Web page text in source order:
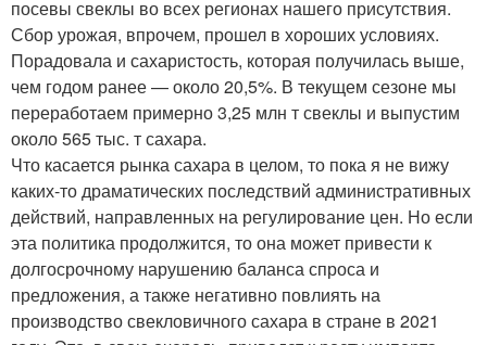
посевы свеклы во всех регионах нашего присутствия.
Сбор урожая, впрочем, прошел в хороших условиях.
Порадовала и сахаристость, которая получилась выше,
чем годом ранее — около 20,5%. В текущем сезоне мы
переработаем примерно 3,25 млн т свеклы и выпустим
около 565 тыс. т сахара.
Что касается рынка сахара в целом, то пока я не вижу
каких-то драматических последствий административных
действий, направленных на регулирование цен. Но если
эта политика продолжится, то она может привести к
долгосрочному нарушению баланса спроса и
предложения, а также негативно повлиять на
производство свекловичного сахара в стране в 2021